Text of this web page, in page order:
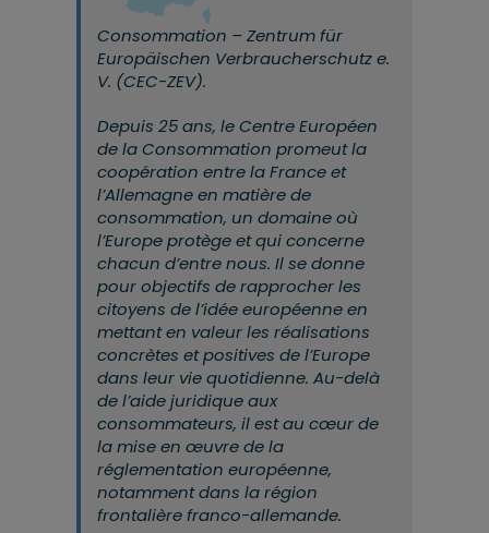
Consommation – Zentrum für
Europäischen Verbraucherschutz e.
V. (CEC-ZEV).
Depuis 25 ans, le Centre Européen
de la Consommation promeut la
coopération entre la France et
l’Allemagne en matière de
consommation, un domaine où
l’Europe protège et qui concerne
chacun d’entre nous. Il se donne
pour objectifs de rapprocher les
citoyens de l’idée européenne en
mettant en valeur les réalisations
concrètes et positives de l’Europe
dans leur vie quotidienne. Au-delà
de l’aide juridique aux
consommateurs, il est au cœur de
la mise en œuvre de la
réglementation européenne,
notamment dans la région
frontalière franco-allemande.